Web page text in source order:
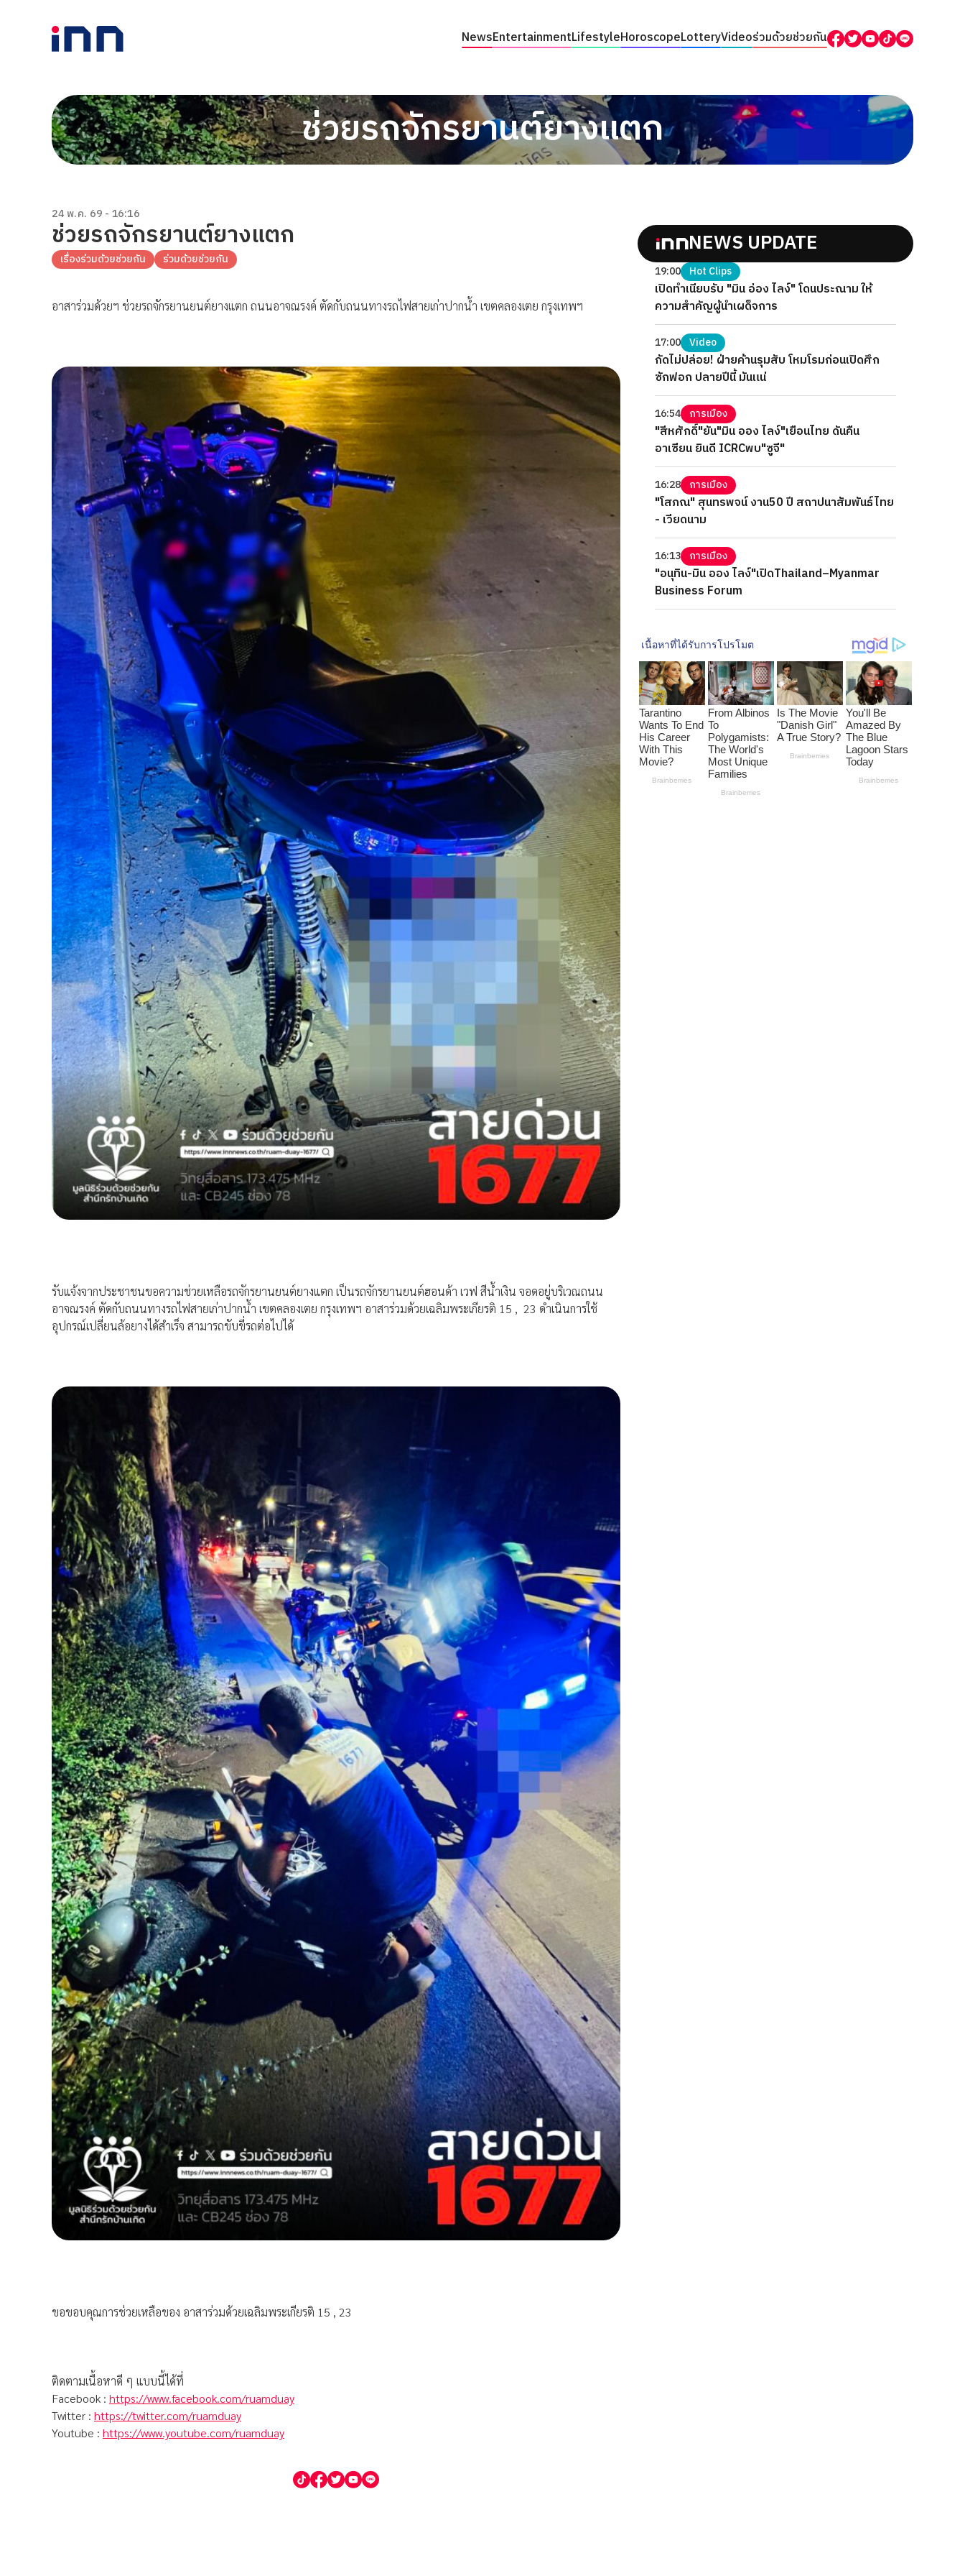
NewsEntertainmentLifestyleHoroscopeLotteryVideoร่วมด้วยช่วยกัน
ช่วยรถจักรยานต์ยางแตก
24 พ.ค. 69 - 16:16
ช่วยรถจักรยานต์ยางแตก
เรื่องร่วมด้วยช่วยกัน ร่วมด้วยช่วยกัน
อาสาร่วมด้วยฯ ช่วยรถจักรยานยนต์ยางแตก ถนนอาจณรงค์ ตัดกับถนนทางรถไฟสายเก่าปากน้ำ เขตคลองเตย กรุงเทพฯ
รับแจ้งจากประชาชนขอความช่วยเหลือรถจักรยานยนต์ยางแตก เป็นรถจักรยานยนต์ฮอนด้า เวฟ สีน้ำเงิน จอดอยู่บริเวณถนน
อาจณรงค์ ตัดกับถนนทางรถไฟสายเก่าปากน้ำ เขตคลองเตย กรุงเทพฯ อาสาร่วมด้วยเฉลิมพระเกียรติ 15 , 23 ดำเนินการใช้
อุปกรณ์เปลี่ยนล้อยางได้สำเร็จ สามารถขับขี่รถต่อไปได้
ขอขอบคุณการช่วยเหลือของ อาสาร่วมด้วยเฉลิมพระเกียรติ 15 , 23
ติดตามเนื้อหาดี ๆ แบบนี้ได้ที่
Facebook : https://www.facebook.com/ruamduay
Twitter : https://twitter.com/ruamduay
Youtube : https://www.youtube.com/ruamduay
NEWS UPDATE
19:00 Hot Clips
เปิดทำเนียบรับ "มิน อ่อง ไลง์" โดนประณาม ให้
ความสำคัญผู้นำเผด็จการ
17:00 Video
กัดไม่ปล่อย! ฝ่ายค้านรุมสับ โหมโรมก่อนเปิดศึก
ซักฟอก ปลายปีนี้ มันแน่
16:54 การเมือง
"สีหศักดิ์"ยัน"มิน ออง ไลง์"เยือนไทย ดันคืน
อาเซียน ยินดี ICRCพบ"ซูจี"
16:28 การเมือง
"โสภณ" สุนทรพจน์ งาน50 ปี สถาปนาสัมพันธ์ไทย
- เวียดนาม
16:13 การเมือง
"อนุทิน-มิน ออง ไลง์"เปิดThailand–Myanmar
Business Forum